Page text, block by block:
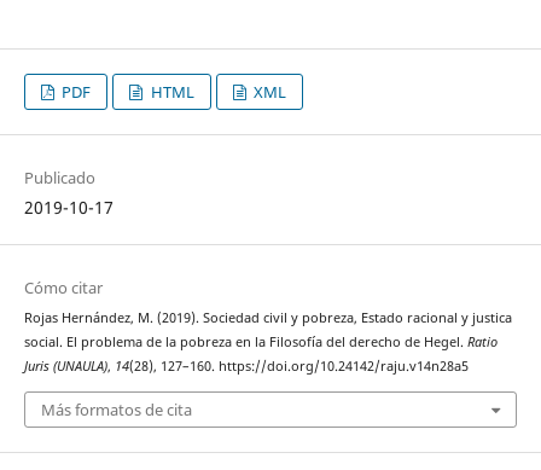
PDF HTML XML
Publicado
2019-10-17
Cómo citar
Rojas Hernández, M. (2019). Sociedad civil y pobreza, Estado racional y justica
social. El problema de la pobreza en la Filosofía del derecho de Hegel. Ratio
Juris (UNAULA), 14(28), 127–160. https://doi.org/10.24142/raju.v14n28a5
Más formatos de cita